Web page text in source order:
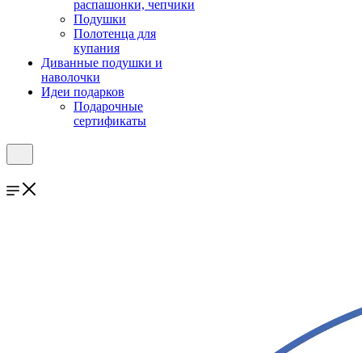
распашонки, чепчики
Подушки
Полотенца для
купания
Диванные подушки и
наволочки
Идеи подарков
Подарочные
сертификаты